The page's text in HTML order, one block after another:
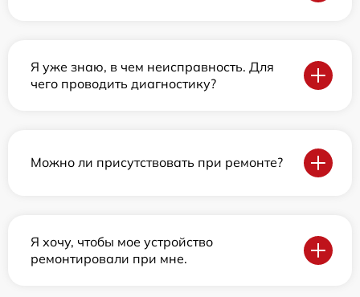
Я уже знаю, в чем неисправность. Для
чего проводить диагностику?
Можно ли присутствовать при ремонте?
Я хочу, чтобы мое устройство
ремонтировали при мне.